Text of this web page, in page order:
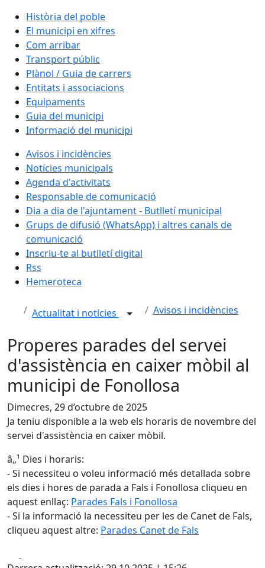
Història del poble
El municipi en xifres
Com arribar
Transport públic
Plànol / Guia de carrers
Entitats i associacions
Equipaments
Guia del municipi
Informació del municipi
Avisos i incidències
Notícies municipals
Agenda d'activitats
Responsable de comunicació
Dia a dia de l'ajuntament - Butlletí municipal
Grups de difusió (WhatsApp) i altres canals de
comunicació
Inscriu-te al butlletí digital
Rss
Hemeroteca
Actualitat i notícies Avisos i incidències
Properes parades del servei
d'assistència en caixer mòbil al
municipi de Fonollosa
Dimecres, 29 d’octubre de 2025
Ja teniu disponible a la web els horaris de novembre del
servei d'assistència en caixer mòbil.
â„¹️ Dies i horaris:
- Si necessiteu o voleu informació més detallada sobre
els dies i hores de parada a Fals i Fonollosa cliqueu en
aquest enllaç: Parades Fals i Fonollosa
- Si la informació la necessiteu per les de Canet de Fals,
cliqueu aquest altre: Parades Canet de Fals